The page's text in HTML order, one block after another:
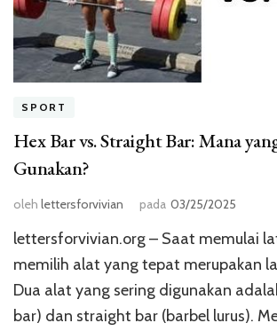
SPORT
Hex Bar vs. Straight Bar: Mana
Gunakan?
oleh lettersforvivian pada 03/25/2025
lettersforvivian.org – Saat memulai
memilih alat yang tepat merupakan
Dua alat yang sering digunakan
bar) dan straight bar (barbel lurus).